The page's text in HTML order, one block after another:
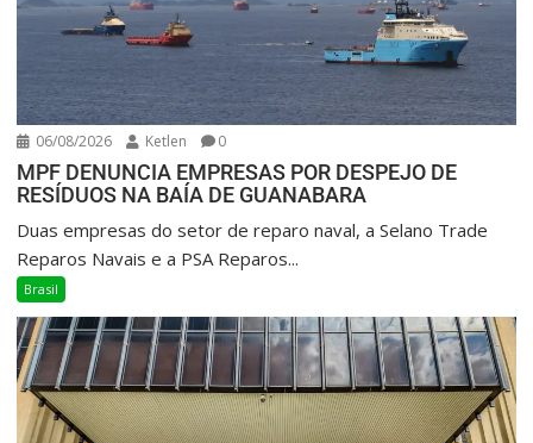
06/08/2026 Ketlen 0
MPF DENUNCIA EMPRESAS POR DESPEJO DE
RESÍDUOS NA BAÍA DE GUANABARA
Duas empresas do setor de reparo naval, a Selano Trade
Reparos Navais e a PSA Reparos...
Brasil